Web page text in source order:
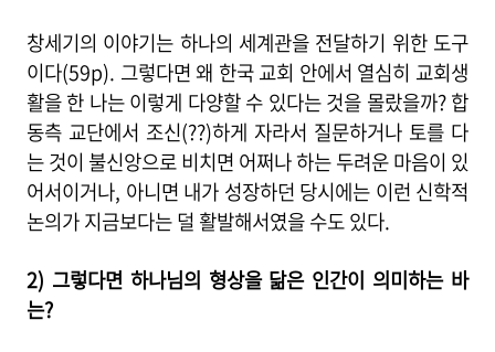
창세기의 이야기는 하나의 세계관을 전달하기 위한 도구
이다(59p). 그렇다면 왜 한국 교회 안에서 열심히 교회생
활을 한 나는 이렇게 다양할 수 있다는 것을 몰랐을까? 합
동측 교단에서 조신(??)하게 자라서 질문하거나 토를 다
는 것이 불신앙으로 비치면 어쩌나 하는 두려운 마음이 있
어서이거나, 아니면 내가 성장하던 당시에는 이런 신학적
논의가 지금보다는 덜 활발해서였을 수도 있다.
2) 그렇다면 하나님의 형상을 닮은 인간이 의미하는 바
는?